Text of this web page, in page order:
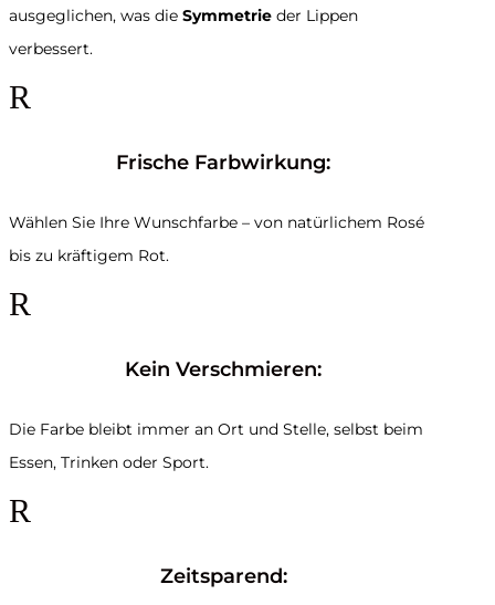
ausgeglichen, was die Symmetrie der Lippen
verbessert.
R
Frische Farbwirkung:
Wählen Sie Ihre Wunschfarbe – von natürlichem Rosé
bis zu kräftigem Rot.
R
Kein Verschmieren:
Die Farbe bleibt immer an Ort und Stelle, selbst beim
Essen, Trinken oder Sport.
R
Zeitsparend: